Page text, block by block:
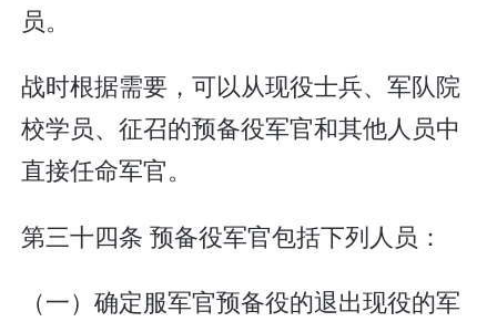
员。
战时根据需要，可以从现役士兵、军队院
校学员、征召的预备役军官和其他人员中
直接任命军官。
第三十四条 预备役军官包括下列人员：
（一）确定服军官预备役的退出现役的军